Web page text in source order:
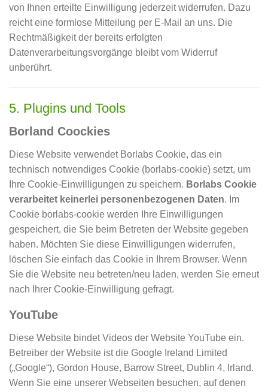
von Ihnen erteilte Einwilligung jederzeit widerrufen. Dazu
reicht eine formlose Mitteilung per E-Mail an uns. Die
Rechtmäßigkeit der bereits erfolgten
Datenverarbeitungsvorgänge bleibt vom Widerruf
unberührt.
5. Plugins und Tools
Borland Coockies
Diese Website verwendet Borlabs Cookie, das ein
technisch notwendiges Cookie (borlabs-cookie) setzt, um
Ihre Cookie-Einwilligungen zu speichern. Borlabs Cookie
verarbeitet keinerlei personenbezogenen Daten. Im
Cookie borlabs-cookie werden Ihre Einwilligungen
gespeichert, die Sie beim Betreten der Website gegeben
haben. Möchten Sie diese Einwilligungen widerrufen,
löschen Sie einfach das Cookie in Ihrem Browser. Wenn
Sie die Website neu betreten/neu laden, werden Sie erneut
nach Ihrer Cookie-Einwilligung gefragt.
YouTube
Diese Website bindet Videos der Website YouTube ein.
Betreiber der Website ist die Google Ireland Limited
(„Google“), Gordon House, Barrow Street, Dublin 4, Irland.
Wenn Sie eine unserer Webseiten besuchen, auf denen